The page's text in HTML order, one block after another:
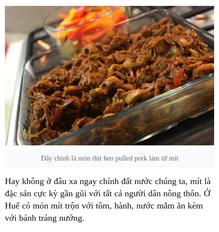
Đây chính là món thịt heo pulled pork làm từ mít
Hay không ở đâu xa ngay chính đất nước chúng ta, mít là
đặc sản cực kỳ gần gũi với tất cả người dân nông thôn. Ở
Huế có món mít trộn với tôm, hành, nước mắm ăn kèm
với bánh tráng nướng.